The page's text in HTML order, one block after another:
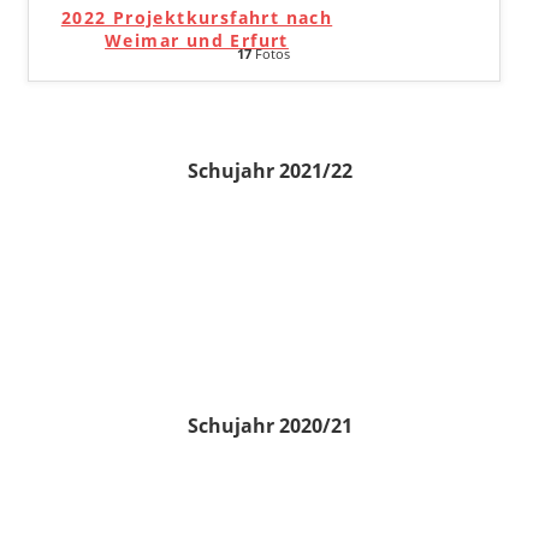
2022 Projektkursfahrt nach
Weimar und Erfurt
17Fotos
Schujahr 2021/22
Schujahr 2020/21